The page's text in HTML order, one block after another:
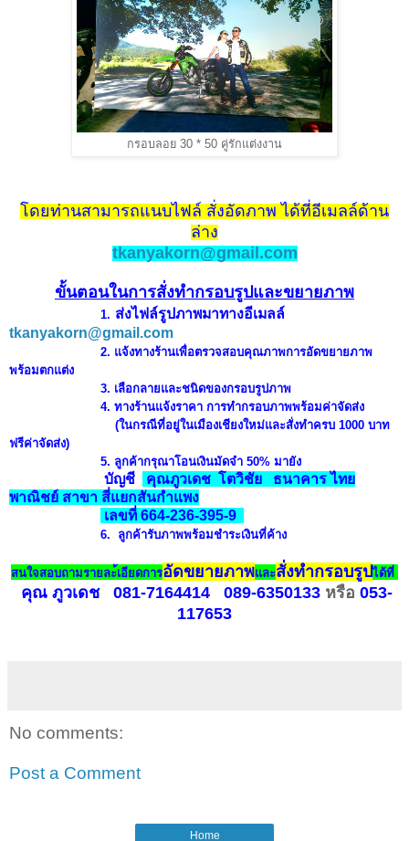
กรอบลอย 30 * 50 คู่รักแต่งงาน
โดยท่านสามารถแนบไฟล์ สั่งอัดภาพ ได้ที่อีเมลล์ด้าน
ล่าง
tkanyakorn@gmail.com
ขั้นตอนในการสั่งทำกรอบรูปและขยายภาพ
1. ส่งไฟล์รูปภาพมาทางอีเมลล์
tkanyakorn@gmail.com
2. แจ้งทางร้านเพื่อตรวจสอบคุณภาพการอัดขยายภาพ
พร้อมตกแต่ง
3. เลือกลายและชนิดของกรอบรูปภาพ
4. ทางร้านแจ้งราคา การทำกรอบภาพพร้อมค่าจัดส่ง
(ในกรณีที่อยู่ในเมืองเชียงใหม่และสั่งทำครบ 1000 บาท
ฟรีค่าจัดส่ง)
5. ลูกค้ากรุณาโอนเงินมัดจำ 50% มายัง
บัญชี
คุณภูวเดช โตวิชัย ธนาคาร ไทย
พาณิชย์ สาขา สี่แยกสันกำแพง
เลขที่ 664-236-395-9
6. ลูกค้ารับภาพพร้อมชำระเงินที่ค้าง
สนใจสอบถามรายละ้เอียดการอัดขยายภาพและสั่งทำกรอบรูปได้ที่
คุณ ภูวเดช 081-7164414 089-6350133 หรือ 053-
117653
No comments:
Post a Comment
Home